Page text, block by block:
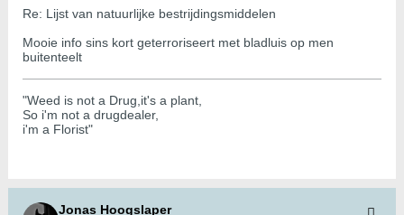
Re: Lijst van natuurlijke bestrijdingsmiddelen
Mooie info sins kort geterroriseert met bladluis op men
buitenteelt
"Weed is not a Drug,it's a plant,
So i'm not a drugdealer,
i'm a Florist"
Jonas Hoogslaper